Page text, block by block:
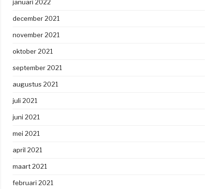
januari 2022
december 2021
november 2021
oktober 2021
september 2021
augustus 2021
juli 2021
juni 2021
mei 2021
april 2021
maart 2021
februari 2021